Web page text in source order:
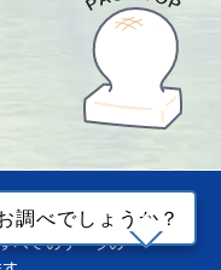
reserved.
べてのデータの